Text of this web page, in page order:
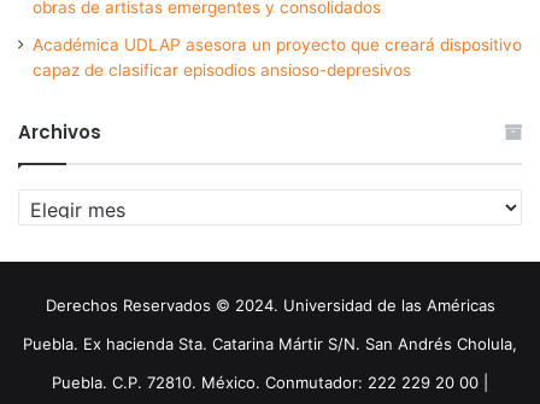
obras de artistas emergentes y consolidados
Académica UDLAP asesora un proyecto que creará dispositivo
capaz de clasificar episodios ansioso-depresivos
Archivos
Archivos
Derechos Reservados © 2024. Universidad de las Américas
Puebla. Ex hacienda Sta. Catarina Mártir S/N. San Andrés Cholula,
Puebla. C.P. 72810. México. Conmutador: 222 229 20 00 |